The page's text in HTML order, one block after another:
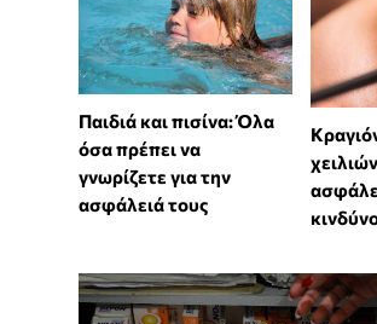
Παιδιά και πισίνα: Όλα
όσα πρέπει να
γνωρίζετε για την
ασφάλειά τους